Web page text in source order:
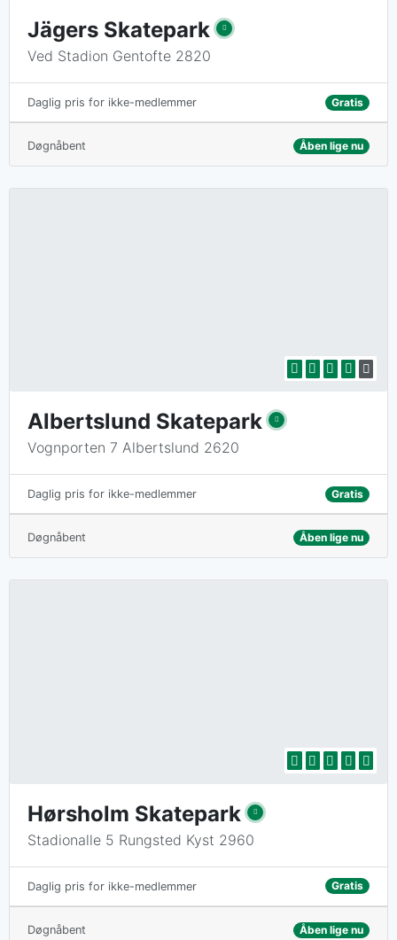
Jägers Skatepark
Ved Stadion Gentofte 2820
Daglig pris for ikke-medlemmer Gratis
Døgnåbent Åben lige nu
Albertslund Skatepark
Vognporten 7 Albertslund 2620
Daglig pris for ikke-medlemmer Gratis
Døgnåbent Åben lige nu
Hørsholm Skatepark
Stadionalle 5 Rungsted Kyst 2960
Daglig pris for ikke-medlemmer Gratis
Døgnåbent Åben lige nu